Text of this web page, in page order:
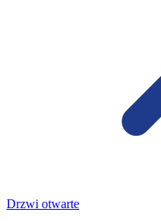
Drzwi otwarte